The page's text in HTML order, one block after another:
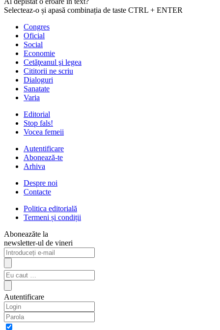
Selecteaz-o și apasă combinația de taste CTRL + ENTER
Congres
Oficial
Social
Economie
Cetăţeanul şi legea
Cititorii ne scriu
Dialoguri
Sanatate
Varia
Editorial
Stop fals!
Vocea femeii
Autentificare
Abonează-te
Arhiva
Despre noi
Contacte
Politica editorială
Termeni și condiții
Aboneazăte la
newsletter-ul de vineri
Autentificare